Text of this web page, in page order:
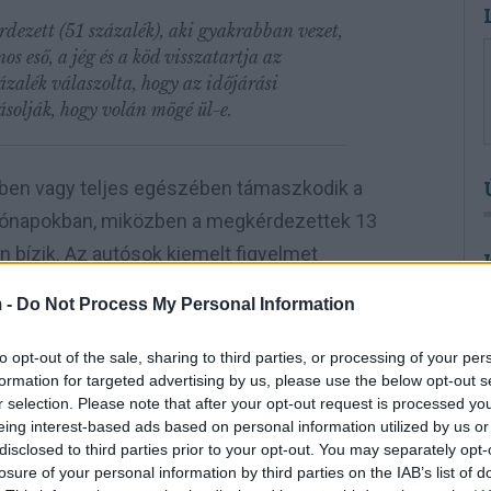
- Do Not Process My Personal Information
opt-out of the sale, sharing to third parties, or processing of your
for targeted advertising by us, please use the below opt-out
selection. Please note that after your opt-out request is processed
interest-based ads based on personal information utilized by us
to third parties prior to your opt-out. You may separately
of your personal information by third parties on the IAB’s list of
(51 százalék), aki gyakrabban vezet,
eső, a jég és a köd visszatartja az
válaszolta, hogy az időjárási
hogy volán mögé ül-e.
vagy teljes egészében támaszkodik a
miközben a megkérdezettek 13
bízik. Az autósok kiemelt figyelmet
üzemanyag-, olajszint és fagyálló
a motor előmelegítése.
szokásokat vizsgáló felmérését október
(MTI)